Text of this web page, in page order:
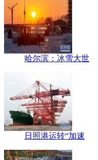
哈尔滨：冰雪大世
日照港运转“加速